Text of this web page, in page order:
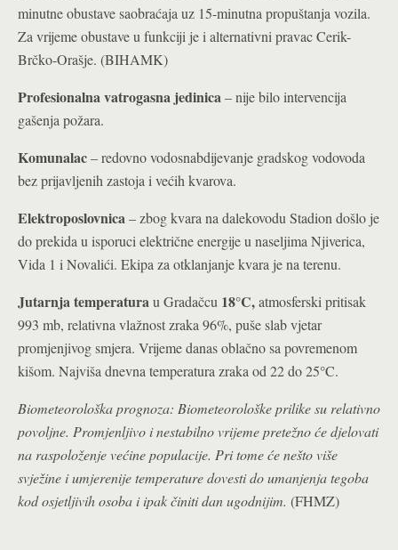
minutne obustave saobraćaja uz 15-minutna propuštanja vozila.
Za vrijeme obustave u funkciji je i alternativni pravac Cerik-
Brčko-Orašje. (BIHAMK)
Profesionalna vatrogasna jedinica– nije bilo intervencija
gašenja požara.
Komunalac– redovno vodosnabdijevanje gradskog vodovoda
bez prijavljenih zastoja i većih kvarova.
Elektroposlovnica– zbog kvara na dalekovodu Stadion došlo je
do prekida u isporuci električne energije u naseljima Njiverica,
Vida 1 i Novalići. Ekipa za otklanjanje kvara je na terenu.
Jutarnja temperaturau Gradačcu 18°C,atmosferski pritisak
993 mb, relativna vlažnost zraka 96%, puše slab vjetar
promjenjivog smjera. Vrijeme danas oblačno sa povremenom
kišom. Najviša dnevna temperatura zraka od 22 do 25°C.
Biometeorološka prognoza: Biometeorološke prilike su relativno
povoljne. Promjenljivo i nestabilno vrijeme pretežno će djelovati
na raspoloženje većine populacije. Pri tome će nešto više
svježine i umjerenije temperature dovesti do umanjenja tegoba
kod osjetljivih osoba i ipak činiti dan ugodnijim. (FHMZ)